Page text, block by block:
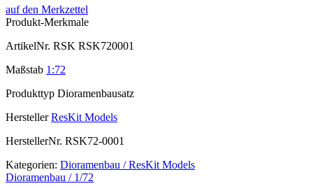
auf den Merkzettel
Produkt-Merkmale
ArtikelNr. RSK RSK720001
Maßstab 1:72
Produkttyp Dioramenbausatz
Hersteller ResKit Models
HerstellerNr. RSK72-0001
Kategorien: Dioramenbau / ResKit Models
Dioramenbau / 1/72